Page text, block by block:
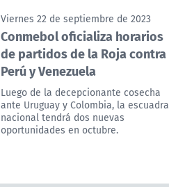
Viernes 22 de septiembre de 2023
Conmebol oficializa horarios
de partidos de la Roja contra
Perú y Venezuela
Luego de la decepcionante cosecha
ante Uruguay y Colombia, la escuadra
nacional tendrá dos nuevas
oportunidades en octubre.